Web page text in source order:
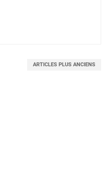
ARTICLES PLUS ANCIENS